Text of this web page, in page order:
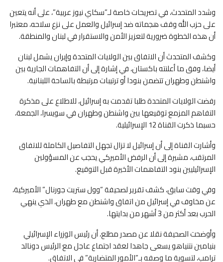
وشدد المتحدث، في تصريحات خاصة لـ”سكاي نيوز عربية”، على أنه يتعين
على حزب الله وقف هجماته ضد إسرائيل والعمل على نزع سلاحه، معتبرا
أن هذه الخطوة ضرورية لتعزيز الأمن والاستقرار في لبنان والمنطقة.
وكشف المتحدث أن الاتفاق بين الولايات المتحدة وإيران يشمل لبنان
أيضا، وفق ما أعلنته باكستان، في إشارة إلى أن التفاهمات الجارية بين
واشنطن وطهران تتضمن بنودا أو ترتيبات مرتبطة بالساحة اللبنانية.
رفضت الولايات المتحدة طلبا تقدمت به إسرائيل، للاطلاع على مذكرة
التفاهم المزمع توقيعها بين واشنطن وطهران في سويسرا، الجمعة،
حسبما ذكرت القناة 12 الإسرائيلية.
وأشارت القناة إلى أن إسرائيل لا تزال تجهل التفاصيل الكاملة للاتفاق
المرتقب، مشيرة إلى أن الرفض الأميركي يحجب عن المسؤولين
الإسرائيليين بنود التفاهمات الأخيرة قبل التوقيع.
وفي وقت سابق، كشف تقرير لصحيفة “وول ستريت جورنال” الأميركية،
عن مخاوف في إسرائيل من اتفاق واشنطن مع طهران، الذي ينهي
الحرب بعد أكثر من 3 أشهر من بدايتها.
وأوضحت الصحيفة نقلا عن مصدر مطلع، أن رئيس الوزراء الإسرائيلي
بنيامين نتنياهو يسعى جاهدا لعقد اجتماع عاجل مع الرئيس دونالد
ترامب، لتسوية ما وصفه بـ”الأمور المتضاربة” في الاتفاق.